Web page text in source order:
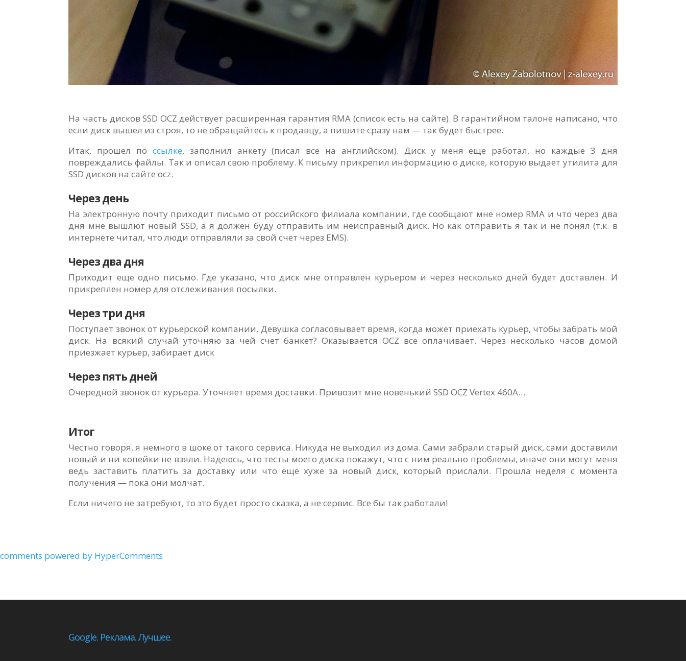
На часть дисков SSD OCZ действует расширенная гарантия RMA (список есть на сайте). В гарантийном талоне написано, что
если диск вышел из строя, то не обращайтесь к продавцу, а пишите сразу нам — так будет быстрее.
Итак, прошел по ссылке, заполнил анкету (писал все на английском). Диск у меня еще работал, но каждые 3 дня
повреждались файлы. Так и описал свою проблему. К письму прикрепил информацию о диске, которую выдает утилита для
SSD дисков на сайте ocz.
Через день
На электронную почту приходит письмо от российского филиала компании, где сообщают мне номер RMA и что через два
дня мне вышлют новый SSD, а я должен буду отправить им неисправный диск. Но как отправить я так и не понял (т.к. в
интернете читал, что люди отправляли за свой счет через EMS).
Через два дня
Приходит еще одно письмо. Где указано, что диск мне отправлен курьером и через несколько дней будет доставлен. И
прикреплен номер для отслеживания посылки.
Через три дня
Поступает звонок от курьерской компании. Девушка согласовывает время, когда может приехать курьер, чтобы забрать мой
диск. На всякий случай уточняю за чей счет банкет? Оказывается OCZ все оплачивает. Через несколько часов домой
приезжает курьер, забирает диск
Через пять дней
Очередной звонок от курьера. Уточняет время доставки. Привозит мне новенький SSD OCZ Vertex 460A…
Итог
Честно говоря, я немного в шоке от такого сервиса. Никуда не выходил из дома. Сами забрали старый диск, сами доставили
новый и ни копейки не взяли. Надеюсь, что тесты моего диска покажут, что с ним реально проблемы, иначе они могут меня
ведь заставить платить за доставку или что еще хуже за новый диск, который прислали. Прошла неделя с момента
получения — пока они молчат.
Если ничего не затребуют, то это будет просто сказка, а не сервис. Все бы так работали!
comments powered by HyperComments
Google. Реклама. Лучшее.